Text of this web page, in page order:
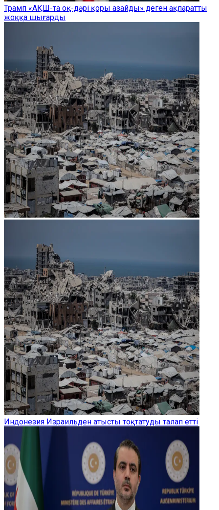
Трамп «АҚШ-та оқ-дәрі қоры азайды» деген ақпаратты
жоққа шығарды
Индонезия Израильден атысты тоқтатуды талап етті